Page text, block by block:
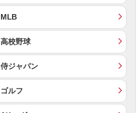
MLB
高校野球
侍ジャパン
ゴルフ